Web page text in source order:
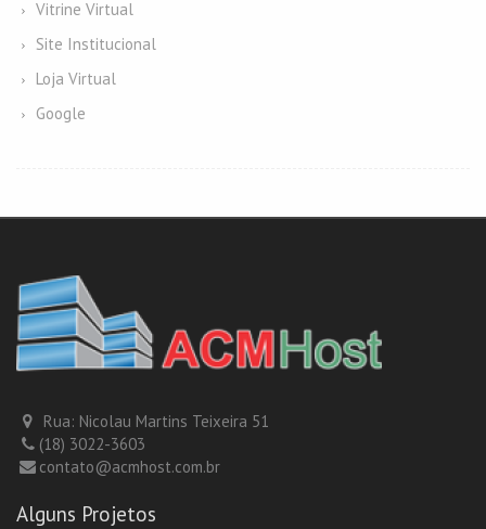
Vitrine Virtual
Site Institucional
Loja Virtual
Google
Rua: Nicolau Martins Teixeira 51
(18) 3022-3603
contato@acmhost.com.br
Alguns Projetos